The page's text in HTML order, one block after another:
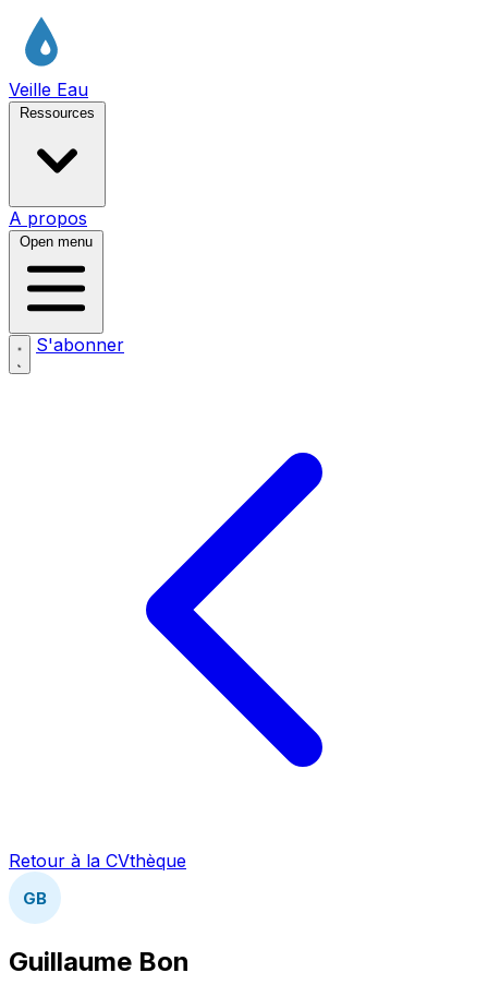
Veille Eau
Ressources
A propos
Open menu
S'abonner
Retour à la CVthèque
GB
Guillaume Bon